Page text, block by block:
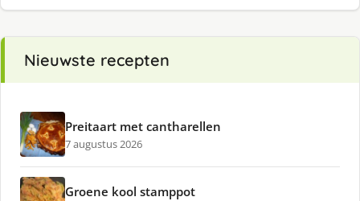
Nieuwste recepten
Preitaart met cantharellen
7 augustus 2026
Groene kool stamppot